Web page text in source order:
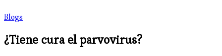
Blogs
¿Tiene cura el parvovirus?